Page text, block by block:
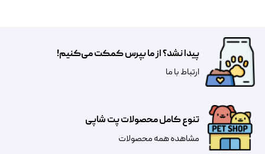
تنوع کامل محصولات پت شاپی
مشاهده همه محصولات
پیدا نشد؟ از ما بپرس کمکت می‌کنیم!
​​​ارتباط با ما